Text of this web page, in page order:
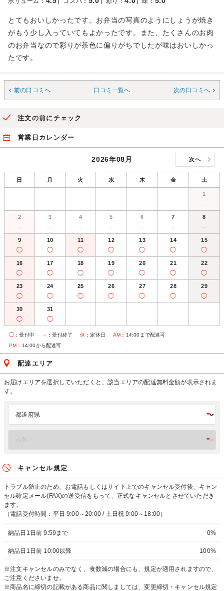
とてもおいしかったです。お弁当の写真のようにしょうが焼き
がもう少し入っていてもよかったです。また、たくさんのお肉
のお弁当なので彩りが茶色に偏りがちでしたが味はおいしかっ
たです。
前の口コミへ 口コミ一覧へ 次の口コミへ
注文の前にチェック
営業日カレンダー
2026年08月 次へ
日 月 火 水 木 金 土
1
－
2
－
3
－
4
－
5
－
6
－
7
－
8
－
9
◯
10
◯
11
◯
12
◯
13
◯
14
◯
15
◯
16
◯
17
◯
18
◯
19
◯
20
◯
21
◯
22
◯
23
◯
24
◯
25
◯
26
◯
27
◯
28
◯
29
◯
30
◯
31
◯
◯ ：受付中 － ：受付終了 休 ：定休日 AM ：14:00まで配達可
PM ：14:00から配達可
配達エリア
お届けエリアを選択していただくと、該当エリアの配達無料金額が表示されま
す。
キャンセル規定
トラブル防止のため、お電話もしくはサイト上でのキャンセル受付後、キャン
セル確定メール(FAX)の送受信をもって、正式なキャンセルとさせていただき
ます。
（電話受付時間：平日 9:00～20:00 / 土日祝 9:00～18:00）
納品日1日前 9:59まで 0%
納品日1日前 10:00以降 100%
※注文キャンセルのみでなく、食数減の場合にも、規定が適用されますので、
ご注意くださいませ。
※商品名に締切の記載がある商品に関しましては、変更締切・キャンセル規定